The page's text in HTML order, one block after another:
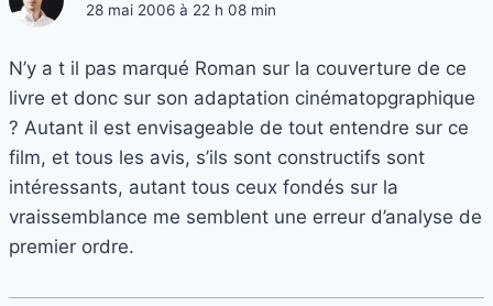
28 mai 2006 à 22 h 08 min
N’y a t il pas marqué Roman sur la couverture de ce
livre et donc sur son adaptation cinématopgraphique
? Autant il est envisageable de tout entendre sur ce
film, et tous les avis, s’ils sont constructifs sont
intéressants, autant tous ceux fondés sur la
vraissemblance me semblent une erreur d’analyse de
premier ordre.